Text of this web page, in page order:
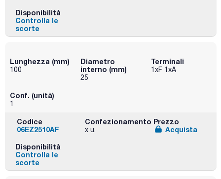
Disponibilità
Controlla le
scorte
Lunghezza (mm)
100
Diametro
interno (mm)
25
Terminali
1xF 1xA
Conf. (unità)
1
Codice
06EZ2510AF
Confezionamento
x u.
Prezzo
Acquista
Disponibilità
Controlla le
scorte